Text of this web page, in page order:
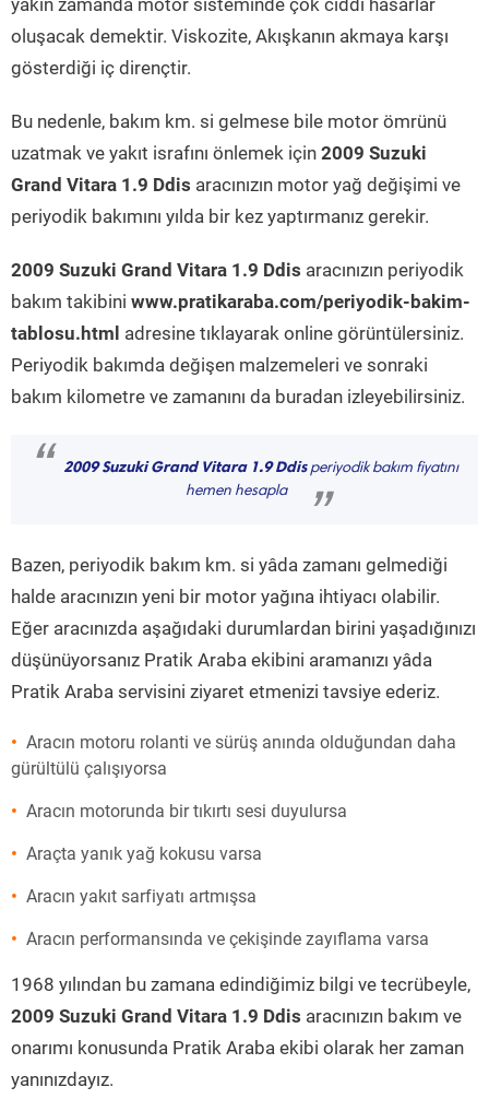
yakın zamanda motor sisteminde çok ciddi hasarlar
oluşacak demektir. Viskozite, Akışkanın akmaya karşı
gösterdiği iç dirençtir.
Bu nedenle, bakım km. si gelmese bile motor ömrünü
uzatmak ve yakıt israfını önlemek için 2009 Suzuki
Grand Vitara 1.9 Ddis aracınızın motor yağ değişimi ve
periyodik bakımını yılda bir kez yaptırmanız gerekir.
2009 Suzuki Grand Vitara 1.9 Ddis aracınızın periyodik
bakım takibini www.pratikaraba.com/periyodik-bakim-
tablosu.html adresine tıklayarak online görüntülersiniz.
Periyodik bakımda değişen malzemeleri ve sonraki
bakım kilometre ve zamanını da buradan izleyebilirsiniz.
“ 2009 Suzuki Grand Vitara 1.9 Ddisperiyodik bakım fiyatını
hemen hesapla
”
Bazen, periyodik bakım km. si yâda zamanı gelmediği
halde aracınızın yeni bir motor yağına ihtiyacı olabilir.
Eğer aracınızda aşağıdaki durumlardan birini yaşadığınızı
düşünüyorsanız Pratik Araba ekibini aramanızı yâda
Pratik Araba servisini ziyaret etmenizi tavsiye ederiz.
Aracın motoru rolanti ve sürüş anında olduğundan daha
gürültülü çalışıyorsa
Aracın motorunda bir tıkırtı sesi duyulursa
Araçta yanık yağ kokusu varsa
Aracın yakıt sarfiyatı artmışsa
Aracın performansında ve çekişinde zayıflama varsa
1968 yılından bu zamana edindiğimiz bilgi ve tecrübeyle,
2009 Suzuki Grand Vitara 1.9 Ddis aracınızın bakım ve
onarımı konusunda Pratik Araba ekibi olarak her zaman
yanınızdayız.